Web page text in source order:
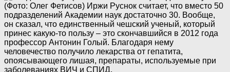
(Фото: Олег Фетисов) Иржи Руснок считает, что вместо 50
подразделений Академии наук достаточно 30. Вообще,
он сказал, что единственный чешский ученый, который
принес какую-то пользу – это скончавшийся в 2012 года
профессор Антонин Голый. Благодаря нему
человечество получило лекарства от гепатита,
опоясывающего лишая, препараты, используемые при
заболеваниях ВИЧ и СПИД.